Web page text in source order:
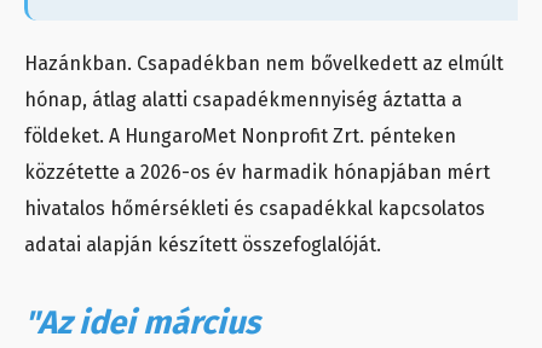
Hazánkban. Csapadékban nem bővelkedett az elmúlt
hónap, átlag alatti csapadékmennyiség áztatta a
földeket. A HungaroMet Nonprofit Zrt. pénteken
közzétette a 2026-os év harmadik hónapjában mért
hivatalos hőmérsékleti és csapadékkal kapcsolatos
adatai alapján készített összefoglalóját.
"Az idei március